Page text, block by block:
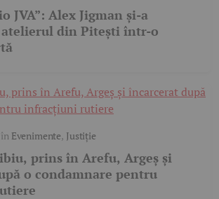
JVA”: Alex Jigman și-a
din Pitești într-o
în Evenimente, Justiție
prins în Arefu, Argeș și
o condamnare pentru